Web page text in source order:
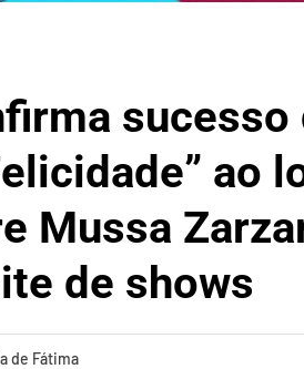
sucesso
ao
Mussa
de shows
de Fátima